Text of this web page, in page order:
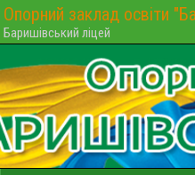
Опорний заклад освіти
Баришівський ліцей